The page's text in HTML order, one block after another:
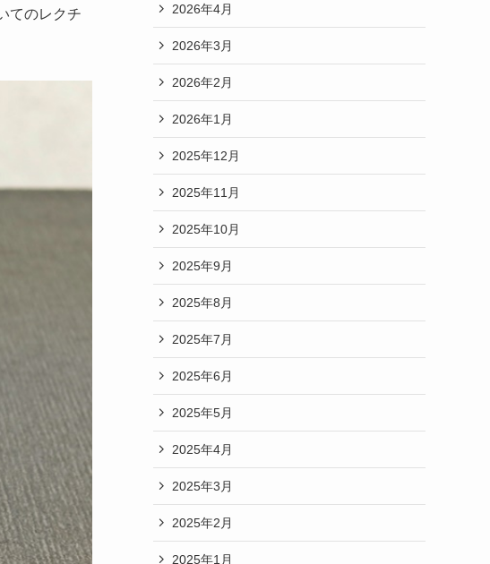
てのレクチ
2026年4月
2026年3月
2026年2月
2026年1月
2025年12月
2025年11月
2025年10月
2025年9月
2025年8月
2025年7月
2025年6月
2025年5月
2025年4月
2025年3月
2025年2月
2025年1月